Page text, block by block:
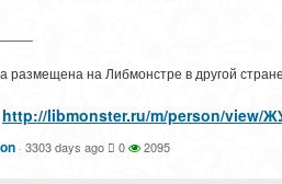
размещена на Либмонстре в другой
http://libmonster.ru/m/person/
· 3303 days ago 0 2095